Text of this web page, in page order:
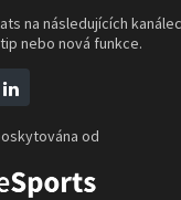
na následujících
nebo nová funkce.
od